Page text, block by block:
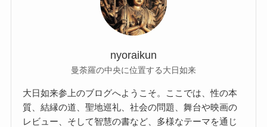
nyoraikun
曼荼羅の中央に位置する大日如来
大日如来参上のブログへようこそ。ここでは、性の本
質、結縁の道、聖地巡礼、社会の問題、舞台や映画の
レビュー、そして智慧の書など、多様なテーマを通じ